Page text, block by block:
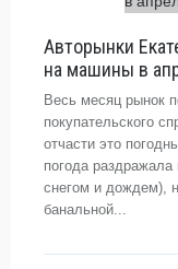
Авторынки
на машины в
Весь месяц рынок
покупательского
отчасти это
погода
снегом и дождем),
банальной...